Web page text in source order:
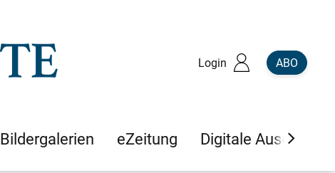
Login ABO
Bildergalerien eZeitung Digitale Ausgaben